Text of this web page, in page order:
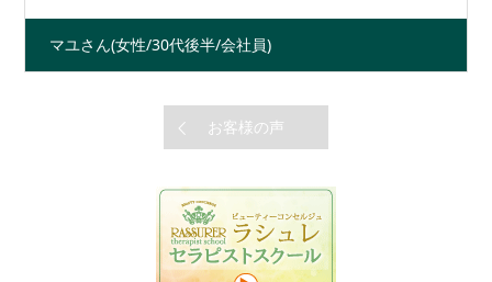
マユさん(女性/30代後半/会社員)
お客様の声